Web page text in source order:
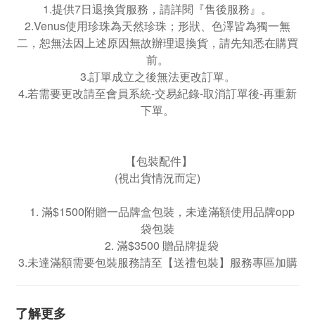
1.提供7日退換貨服務，請詳閱『售後服務』。
2.Venus使用珍珠為天然珍珠；形狀、色澤皆為獨一無
二，恕無法因上述原因無故辦理退換貨，請先知悉在購買
前。
3.訂單成立之後無法更改訂單。
4.若需要更改請至會員系統-交易紀錄-取消訂單後-再重新
下單。
【包裝配件】
(視出貨情況而定)
1. 滿$1500附贈一品牌盒包裝，未達滿額使用品牌opp
袋包裝
2. 滿$3500 贈品牌提袋
3.未達滿額需要包裝服務請至【送禮包裝】服務專區加購
了解更多